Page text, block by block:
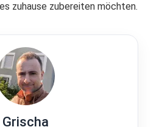
zuhause zubereiten möchten.
Grischa